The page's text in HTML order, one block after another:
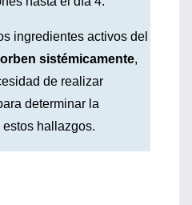
ingredientes activos del
sistémicamente,
de realizar
determinar la
hallazgos.